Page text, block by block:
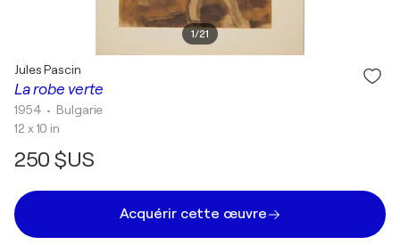
1/21
La robe verte
Jules Pascin
1954 • Bulgarie
12 x 10 in
250 $US
Acquérir cette œuvre